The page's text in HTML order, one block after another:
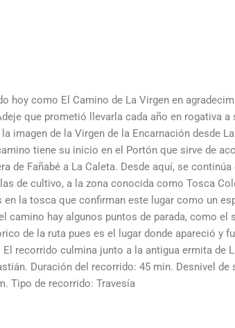
hoy como El Camino de La Virgen en
que prometió llevarla cada año en rogativa a
imagen de la Virgen de la Encarnación desde
tiene su inicio en el Portón que sirve de
de Fañabé a La Caleta. Desde aquí, se
de cultivo, a la zona conocida como Tosca
en la tosca que confirman este lugar como un
camino hay algunos puntos de parada, como el
de la ruta pues es el lugar donde apareció y
recorrido culmina junto a la antigua ermita de
Duración del recorrido: 45 min. Desnivel de
Tipo de recorrido: Travesía